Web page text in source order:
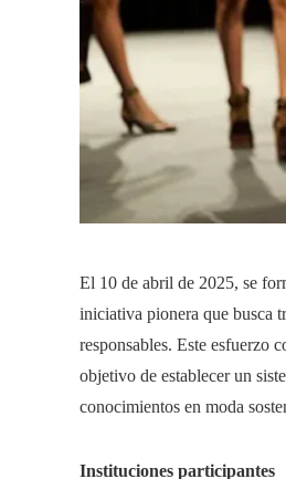
El 10 de abril de 2025, se
iniciativa pionera que busca
responsables. Este esfuerzo
objetivo de establecer un
conocimientos en moda
Instituciones participantes